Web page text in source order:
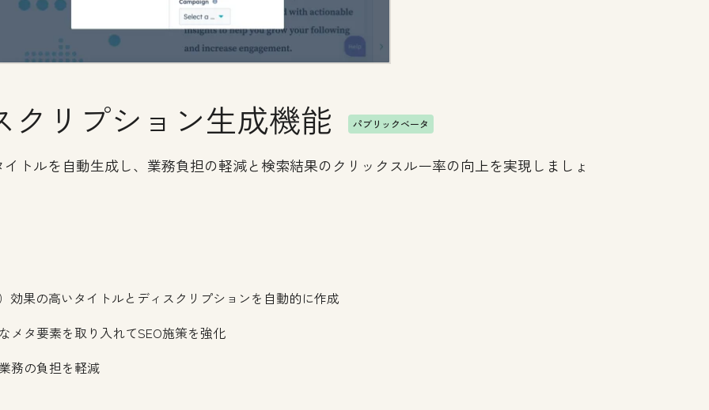
クリプション生成機能 パブリックベータ
トルを自動生成し、業務負担の軽減と検索結果のクリックスルー率の向上を実現しましょ
効果の高いタイトルとディスクリプションを自動的に作成
メタ要素を取り入れてSEO施策を強化
務の負担を軽減